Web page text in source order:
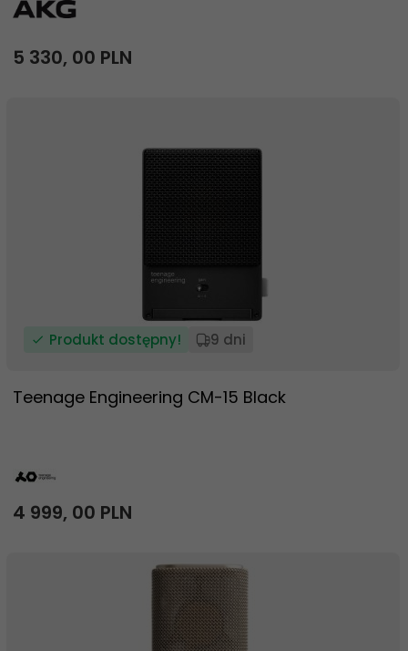
5 330, 00 PLN
Produkt dostępny! 9 dni
Teenage Engineering CM-15 Black
4 999, 00 PLN